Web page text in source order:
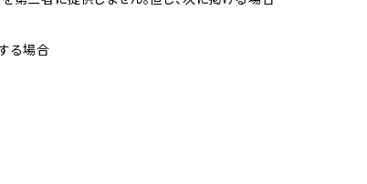
る場合